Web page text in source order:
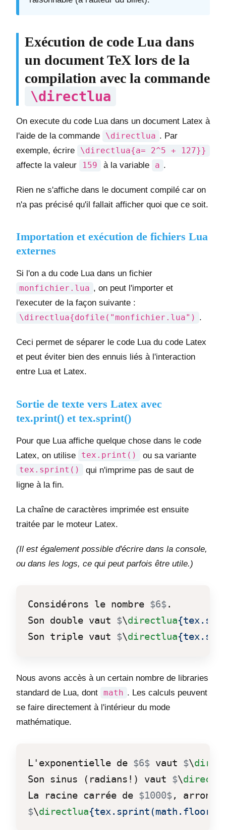
Exécution de code Lua dans
un document TeX lors de la
compilation avec la commande
\directlua
On execute du code Lua dans un document Latex à
l'aide de la commande
\directlua . Par
exemple, écrire
\directlua{a= 2^5 + 127}}
affecte la valeur
159 à la variable a .
Rien ne s'affiche dans le document compilé car on
n'a pas précisé qu'il fallait afficher quoi que ce soit.
Importation et exécution de fichiers Lua
externes
Si l'on a du code Lua dans un fichier
monfichier.lua , on peut l'importer et
l'executer de la façon suivante :
\directlua{dofile("monfichier.lua") .
Ceci permet de séparer le code Lua du code Latex
et peut éviter bien des ennuis liés à l'interaction
entre Lua et Latex.
Sortie de texte vers Latex avec
tex.print() et tex.sprint()
Pour que Lua affiche quelque chose dans le code
Latex, on utilise
tex.print()
ou sa variante
tex.sprint()
qui n'imprime pas de saut de
ligne à la fin.
La chaîne de caractères imprimée est ensuite
traitée par le moteur Latex.
(Il est également possible d'écrire dans la console,
ou dans les logs, ce qui peut parfois être utile.)
Considérons le nombre $6$.
Son double vaut $\directlua
Son triple vaut $\directlua
Nous avons accès à un certain nombre de libraries
standard de Lua, dont math . Les calculs peuvent
se faire directement à l'intérieur du mode
mathématique.
L'exponentielle de $6$ vaut $\
Son sinus (radians!) vaut $\
La racine carrée de $1000$
$\directlua